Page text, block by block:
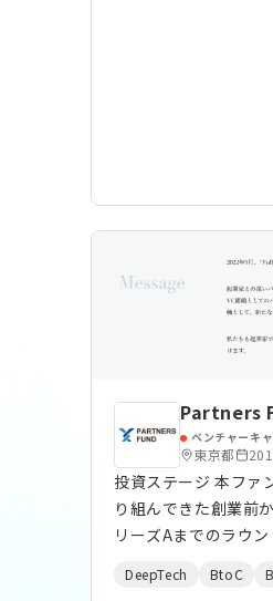
Partners
ベンチャーキ
東京都
投資ステージ 本ファ
り組んできた創業前
リーズAまでのラウ
がまだない段階は投
DeepTech BtoC